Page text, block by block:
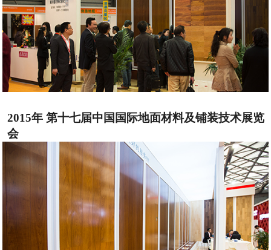
2015年 第十七届中国国际地面材料及铺装技术展览
会